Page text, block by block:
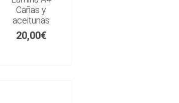
Cañas y
aceitunas
20,00€